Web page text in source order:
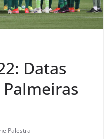
Datas
Palmeiras
Palestra